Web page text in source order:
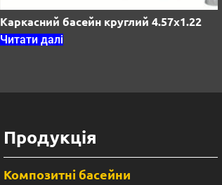
Каркасний басейн круглий 4.57х1.22
Читати далі
Продукція
Композитні басейни